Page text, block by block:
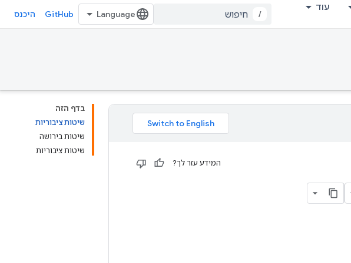
עוד
/
GitHub היכנס
בדף הזה
שיטות ציבוריות
שיטות בירושה
שיטות ציבוריות
המידע עזר לך?